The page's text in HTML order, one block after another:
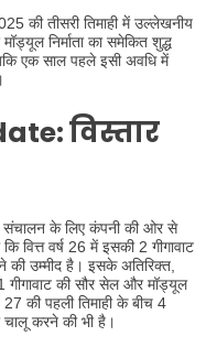
की तीसरी तिमाही में उल्लेखनीय
निर्माता का समेकित शुद्ध
एक साल पहले इसी अवधि में
विस्तार
संचालन के लिए कंपनी की ओर से
वित्त वर्ष 26 में इसकी 2 गीगावाट
की उम्मीद है। इसके अतिरिक्त,
गीगावाट की सौर सेल और मॉड्यूल
27 की पहली तिमाही के बीच 4
चालू करने की भी है।